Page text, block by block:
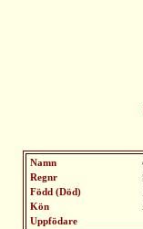
Namn
Regnr
Född (Död)
Kön
Uppfödare